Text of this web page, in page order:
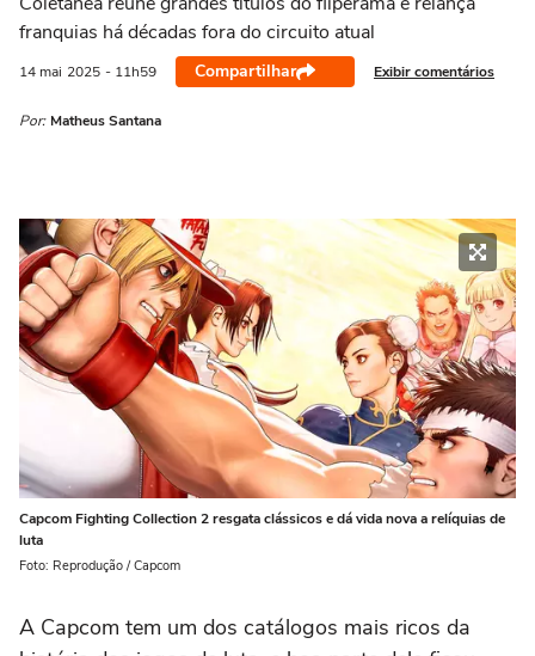
franquias há décadas fora do circuito atual
14 mai 2025 - 11h59 Compartilhar Exibir comentários
Por: Matheus Santana
Capcom Fighting Collection 2 resgata clássicos e dá vida nova a relíquias de
luta
Foto: Reprodução / Capcom
A Capcom tem um dos catálogos mais ricos da